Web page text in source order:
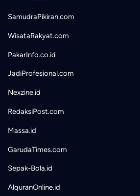
SamudraPikiran.com
WisataRakyat.com
PakarInfo.co.id
JadiProfesional.com
Nexzine.id
RedaksiPost.com
Massa.id
GarudaTimes.com
Sepak-Bola.id
AlquranOnline.id